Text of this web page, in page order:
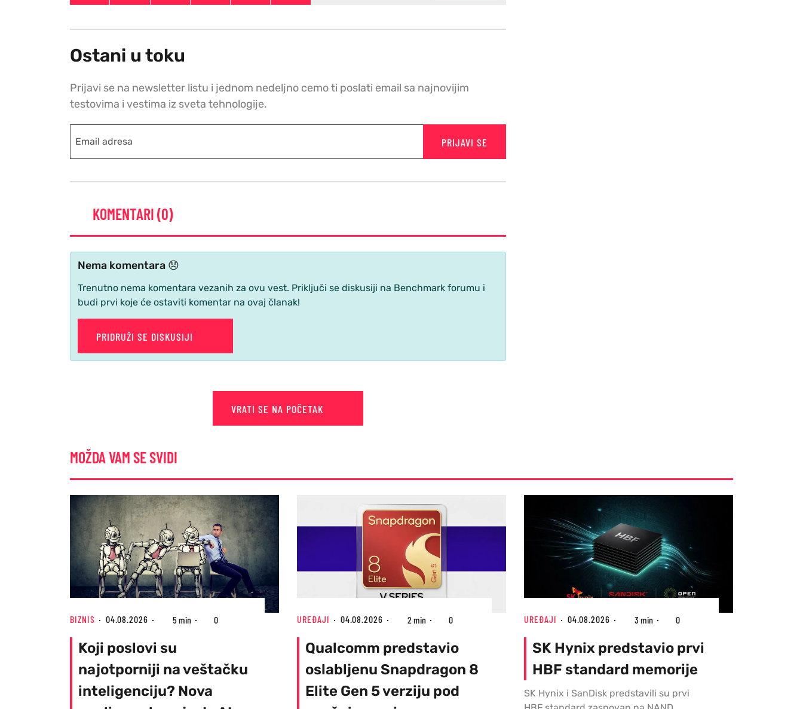
Ostani u toku
Prijavi se na newsletter listu i jednom nedeljno cemo ti poslati email sa najnovijim
testovima i vestima iz sveta tehnologije.
PRIJAVI SE
KOMENTARI (0)
Nema komentara 😞
Trenutno nema komentara vezanih za ovu vest. Priključi se diskusiji na Benchmark forumu i
budi prvi koje će ostaviti komentar na ovaj članak!
PRIDRUŽI SE DISKUSIJI
VRATI SE NA POČETAK
MOŽDA VAM SE SVIDI
BIZNIS 04.08.2026 5 min 0
Koji poslovi su
najotporniji na veštačku
inteligenciju? Nova
UREĐAJI 04.08.2026 2 min 0
Qualcomm predstavio
oslabljenu Snapdragon 8
Elite Gen 5 verziju pod
UREĐAJI 04.08.2026 3 min 0
SK Hynix predstavio prvi
HBF standard memorije
SK Hynix i SanDisk predstavili su prvi